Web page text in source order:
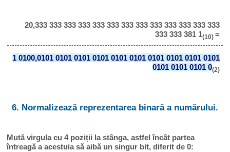
20,333 333 333 333 333 333 333 333 333 333 333 333 333
333 333 381 1(10) =
1 0100,0101 0101 0101 0101 0101 0101 0101 0101 0101 0101
0101 0101 0101 0(2)
6. Normalizează reprezentarea binară a numărului.
Mută virgula cu 4 poziții la stânga, astfel încât partea
întreagă a acestuia să aibă un singur bit, diferit de 0: